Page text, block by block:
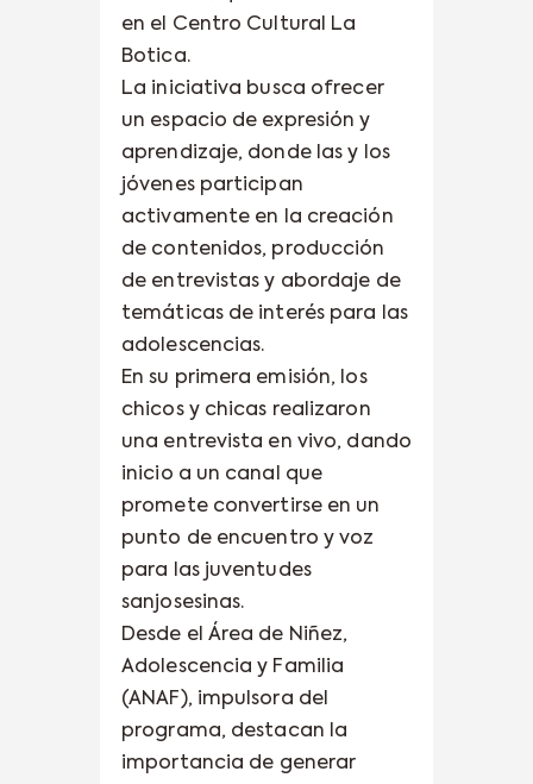
en el Centro Cultural La
Botica.
La iniciativa busca ofrecer
un espacio de expresión y
aprendizaje, donde las y los
jóvenes participan
activamente en la creación
de contenidos, producción
de entrevistas y abordaje de
temáticas de interés para las
adolescencias.
En su primera emisión, los
chicos y chicas realizaron
una entrevista en vivo, dando
inicio a un canal que
promete convertirse en un
punto de encuentro y voz
para las juventudes
sanjosesinas.
Desde el Área de Niñez,
Adolescencia y Familia
(ANAF), impulsora del
programa, destacan la
importancia de generar